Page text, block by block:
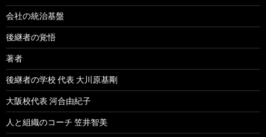
会社の統治基盤
後継者の覚悟
著者
後継者の学校 代表 大川原基剛
大阪校代表 河合由紀子
人と組織のコーチ 笠井智美